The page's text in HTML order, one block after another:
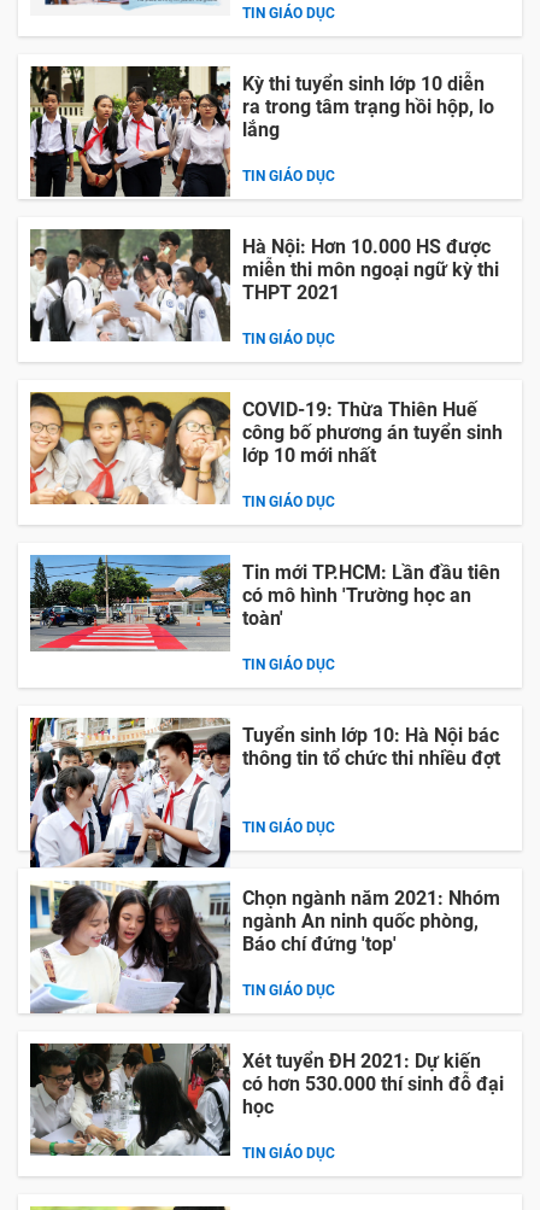
TIN GIÁO DỤC
Kỳ thi tuyển sinh lớp 10 diễn
ra trong tâm trạng hồi hộp, lo
lắng
TIN GIÁO DỤC
Hà Nội: Hơn 10.000 HS được
miễn thi môn ngoại ngữ kỳ thi
THPT 2021
TIN GIÁO DỤC
COVID-19: Thừa Thiên Huế
công bố phương án tuyển sinh
lớp 10 mới nhất
TIN GIÁO DỤC
Tin mới TP.HCM: Lần đầu tiên
có mô hình 'Trường học an
toàn'
TIN GIÁO DỤC
Tuyển sinh lớp 10: Hà Nội bác
thông tin tổ chức thi nhiều đợt
TIN GIÁO DỤC
Chọn ngành năm 2021: Nhóm
ngành An ninh quốc phòng,
Báo chí đứng 'top'
TIN GIÁO DỤC
Xét tuyển ĐH 2021: Dự kiến
có hơn 530.000 thí sinh đỗ đại
học
TIN GIÁO DỤC